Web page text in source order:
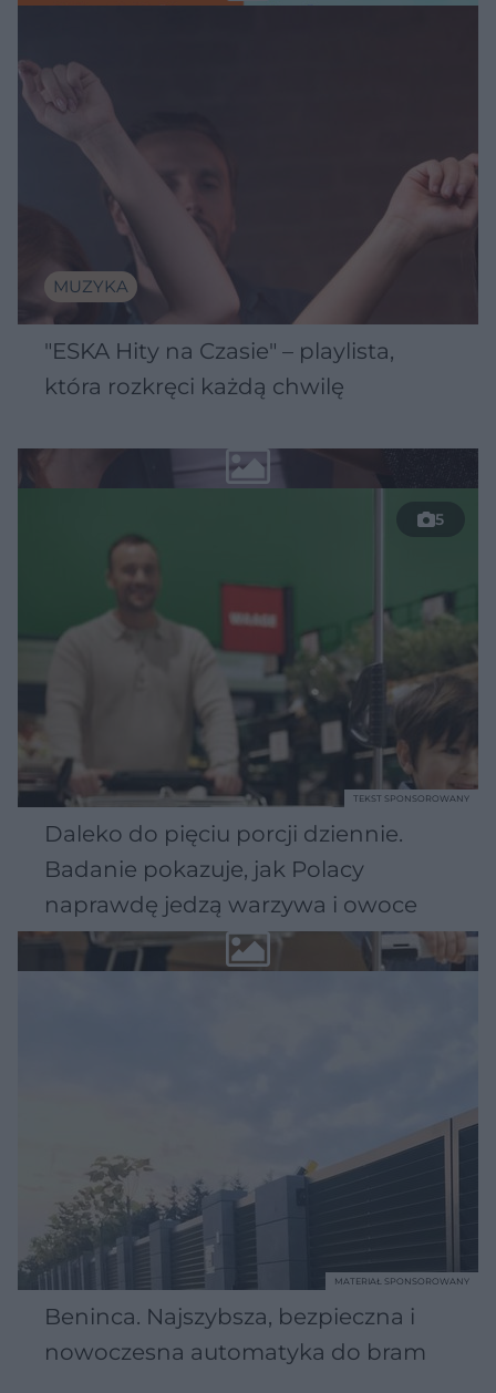
MUZYKA
"ESKA Hity na Czasie" – playlista,
która rozkręci każdą chwilę
5
Daleko do pięciu porcji dziennie.
Badanie pokazuje, jak Polacy
naprawdę jedzą warzywa i owoce
TEKST SPONSOROWANY
Beninca. Najszybsza, bezpieczna i
nowoczesna automatyka do bram
MATERIAŁ SPONSOROWANY